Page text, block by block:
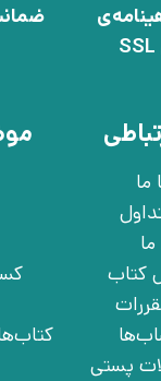
ما
کتاب
پستی